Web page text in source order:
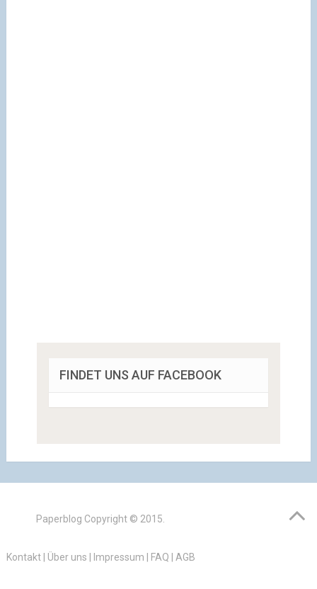
FINDET UNS AUF FACEBOOK
Paperblog Copyright © 2015.
Kontakt| Über uns Impressum FAQ AGB